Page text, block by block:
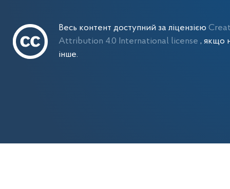
Весь контент доступний за ліцензією
Attribution 4.0 International license, якщо
інше.